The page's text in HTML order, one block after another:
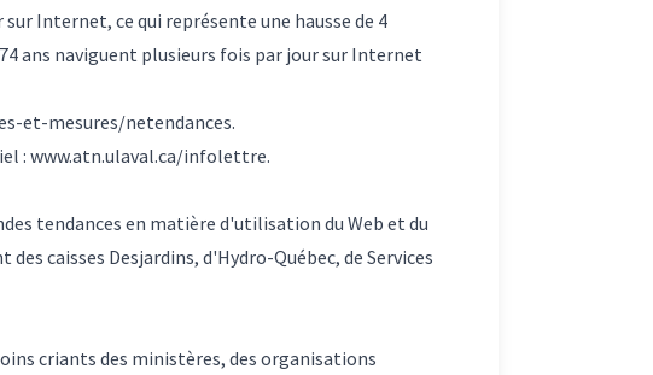
Internet, ce qui représente une hausse de 4
ans naviguent plusieurs fois par jour sur Internet
et-mesures/netendances.
: www.atn.ulaval.ca/infolettre.
tendances en matière d'utilisation du Web et du
caisses Desjardins, d'Hydro-Québec, de Services
criants des ministères, des organisations